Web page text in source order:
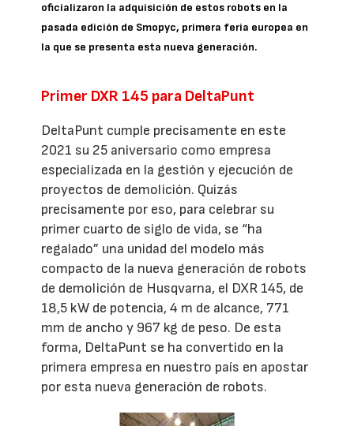
oficializaron la adquisición de estos robots en la
pasada edición de Smopyc, primera feria europea en
la que se presenta esta nueva generación.
Primer DXR 145 para DeltaPunt
DeltaPunt cumple precisamente en este
2021 su 25 aniversario como empresa
especializada en la gestión y ejecución de
proyectos de demolición. Quizás
precisamente por eso, para celebrar su
primer cuarto de siglo de vida, se “ha
regalado” una unidad del modelo más
compacto de la nueva generación de robots
de demolición de Husqvarna, el DXR 145, de
18,5 kW de potencia, 4 m de alcance, 771
mm de ancho y 967 kg de peso. De esta
forma, DeltaPunt se ha convertido en la
primera empresa en nuestro país en apostar
por esta nueva generación de robots.